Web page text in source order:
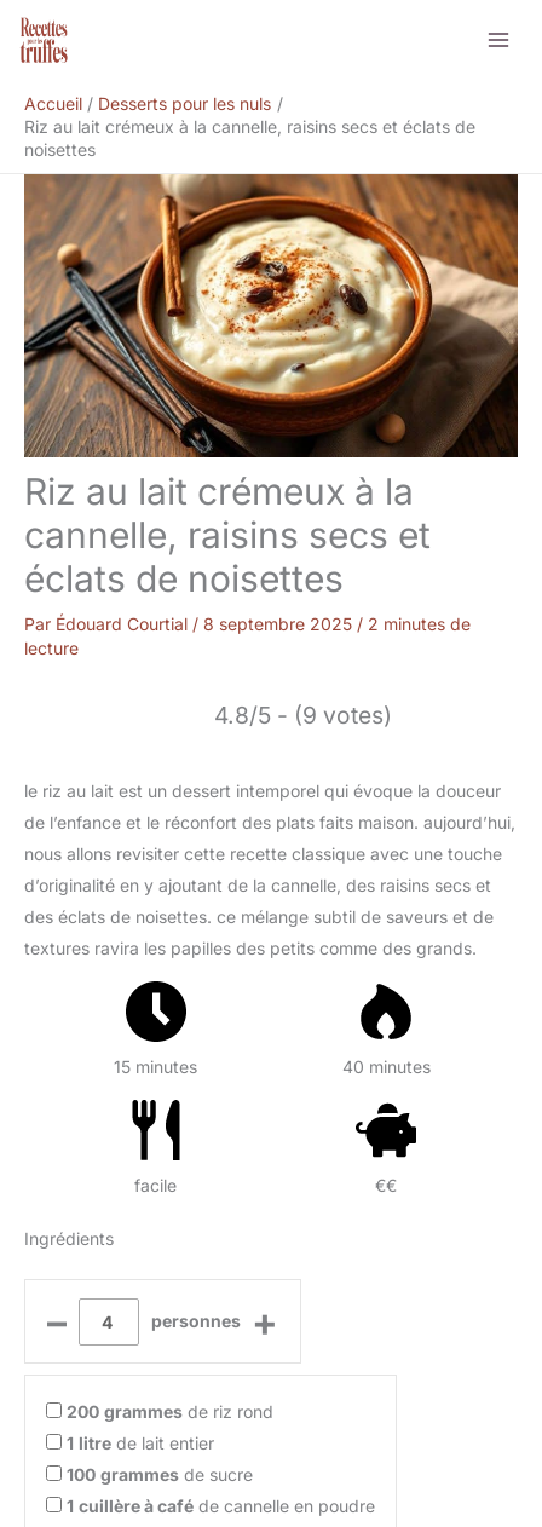
Aller
Accueil
Desserts pour les nuls
Riz au lait crémeux à la cannelle, raisins secs et éclats de
noisettes
Riz au lait crémeux à la
cannelle, raisins secs et
éclats de noisettes
Par Édouard Courtial / 8 septembre 2025 / 2 minutes de
lecture
4.8/5 - (9 votes)
le riz au lait est un dessert intemporel qui évoque la douceur
de l’enfance et le réconfort des plats faits maison. aujourd’hui,
nous allons revisiter cette recette classique avec une touche
d’originalité en y ajoutant de la cannelle, des raisins secs et
des éclats de noisettes. ce mélange subtil de saveurs et de
textures ravira les papilles des petits comme des grands.
15 minutes 40 minutes
facile €€
Ingrédients
– personnes +
200 grammes de riz rond
1 litre de lait entier
100 grammes de sucre
1 cuillère à café de cannelle en poudre
Rechercher